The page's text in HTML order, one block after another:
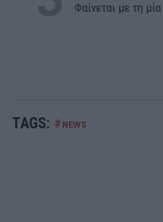
Φαίνεται με τη
TAGS: # NEWS